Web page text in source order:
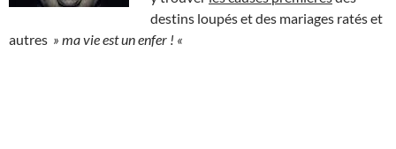
destins loupés et des mariages ratés et
autres » ma vie est un enfer ! «